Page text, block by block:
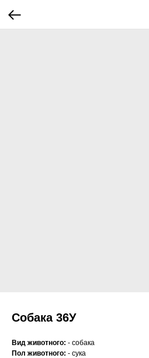
Собака 36У
Вид животного: - собака
Пол животного: - сука